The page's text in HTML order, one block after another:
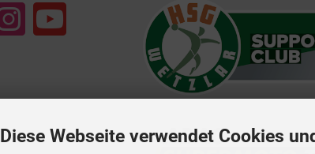
Diese Webseite verwendet Cookies